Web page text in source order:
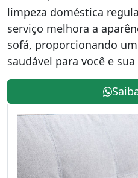
limpeza doméstica
serviço melhora a
sofá, proporcionando
saudável para você e